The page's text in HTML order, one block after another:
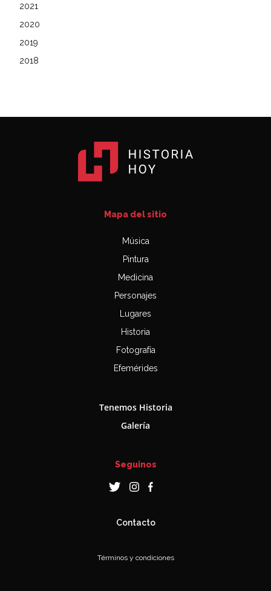
2021
2020
2019
2018
Mapa del sitio
Música
Pintura
Medicina
Personajes
Lugares
Historia
Fotografía
Efemérides
Tenemos Historia
Galería
Seguinos
Contacto
Términos y condiciones